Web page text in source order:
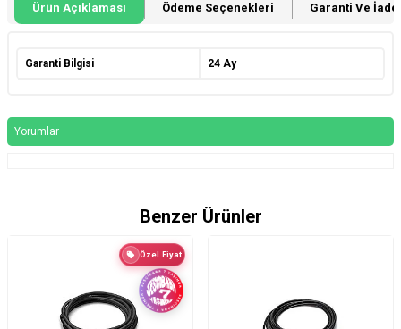
Ürün Açıklaması Ödeme Seçenekleri Garanti Ve İade
Garanti Bilgisi 24 Ay
Yorumlar
Benzer Ürünler
Özel Fiyat